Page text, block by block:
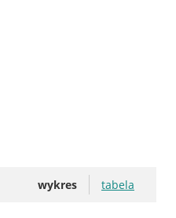
wykres tabela